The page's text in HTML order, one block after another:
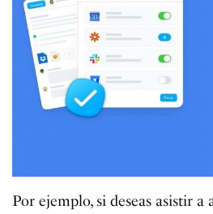
Por ejemplo, si deseas asistir